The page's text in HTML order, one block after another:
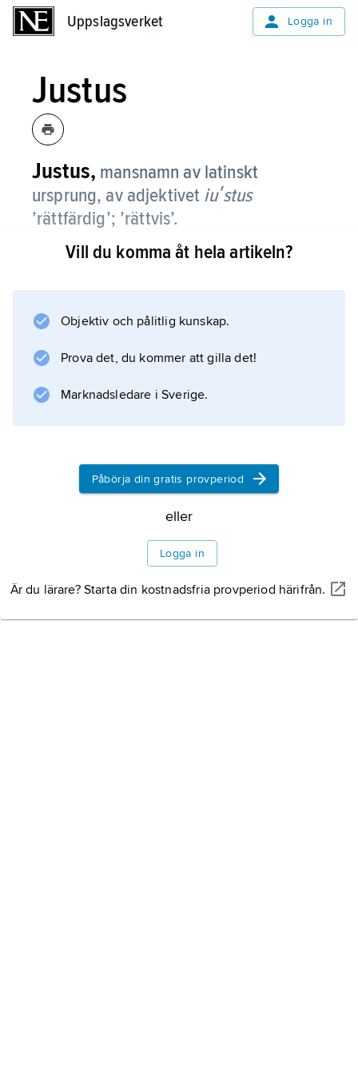
Uppslagsverket Logga in
Justus
Justus, mansnamn av latinskt
ursprung, av adjektivet iuʹstus
’rättfärdig’; ’rättvis’.
Namnet har funnits i svenskan sedan 1630-
Information om artikeln
Vill du komma åt hela artikeln?
Objektiv och pålitlig kunskap.
Prova det, du kommer att gilla det!
Marknadsledare i Sverige.
Påbörja din gratis provperiod
eller
Logga in
Är du lärare? Starta din kostnadsfria provperiod härifrån.